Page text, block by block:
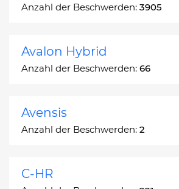
Anzahl der Beschwerden: 3905
Avalon Hybrid
Anzahl der Beschwerden: 66
Avensis
Anzahl der Beschwerden: 2
C-HR